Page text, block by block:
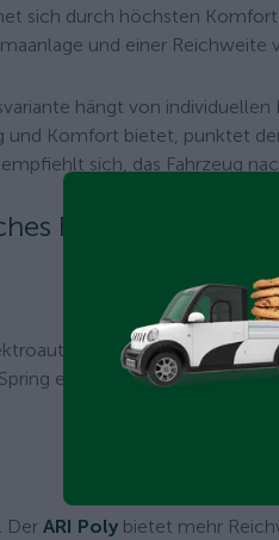
sich durch höchsten
und einer Reichweite
hängt von
und Komfort bietet, punktet
sich, das Fahrzeug
Fahrzeug?
zum möglichst
eine verlässliche Basis.
Der ARI Poly bietet mehr